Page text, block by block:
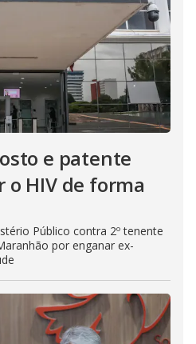
e patente
HIV de forma
Público contra 2º tenente
por enganar ex-